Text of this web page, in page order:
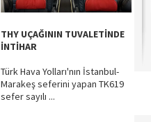
THY UÇAĞININ TUVALETİNDE
İNTİHAR
Türk Hava Yolları'nın İstanbul-
Marakeş seferini yapan TK619
sefer sayılı ...